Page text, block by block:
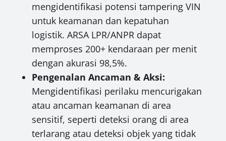
mengidentifikasi potensi tampering VIN
untuk keamanan dan kepatuhan
logistik. ARSA LPR/ANPR dapat
memproses 200+ kendaraan per menit
dengan akurasi 98,5%.
Pengenalan Ancaman & Aksi:
Mengidentifikasi perilaku mencurigakan
atau ancaman keamanan di area
sensitif, seperti deteksi orang di area
terlarang atau deteksi objek yang tidak